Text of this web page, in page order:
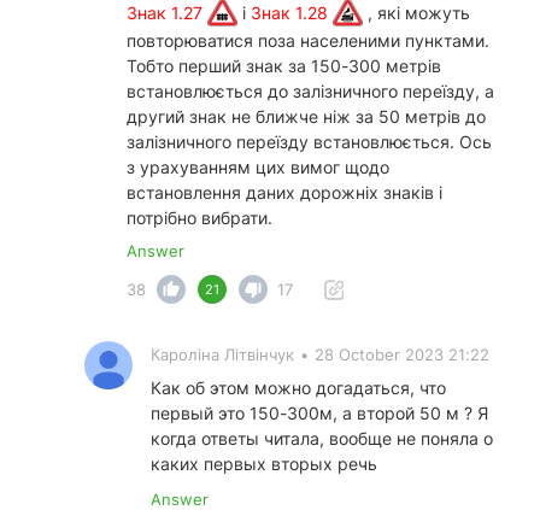
Знак 1.27
і Знак 1.28
, які можуть
повторюватися поза населеними пунктами.
Тобто перший знак за 150-300 метрів
встановлюється до залізничного переїзду, а
другий знак не ближче ніж за 50 метрів до
залізничного переїзду встановлюється. Ось
з урахуванням цих вимог щодо
встановлення даних дорожніх знаків і
потрібно вибрати.
Answer
38
21 17
Кароліна Літвінчук • 28 October 2023 21:22
Как об этом можно догадаться, что
первый это 150-300м, а второй 50 м ? Я
когда ответы читала, вообще не поняла о
каких первых вторых речь
Answer